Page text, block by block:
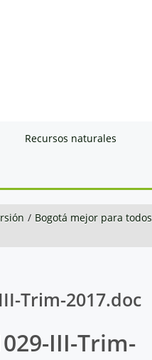
Recursos naturales
/ Bogotá mejor para todos
Trim-2017.doc
III-Trim-